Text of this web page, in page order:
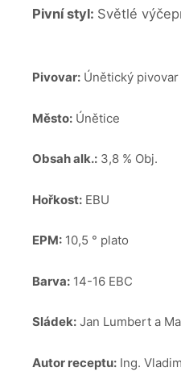
Pivní styl: Světlé
Pivovar: Únětický pivovar
Město: Únětice
Obsah alk.: 3,8 % Obj.
Hořkost: EBU
EPM: 10,5 ° plato
Barva: 14-16 EBC
Sládek: Jan Lumbert a
Autor receptu: Ing.